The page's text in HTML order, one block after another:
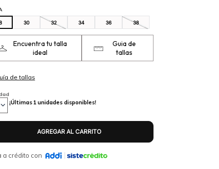
30 32 34 36 38
Encuentra tu talla
ideal
Guia de
tallas
¡Últimas 1 unidades disponibles!
a crédito con